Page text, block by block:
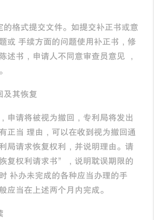
格式提交文件。如提交补正书或意
或 手续方面的问题使用补正书，修
述书，申请人不同意审查员意见 ，
其恢复
请将被视为撤回，专利局将发出
正当 理由，可以在收到视为撤回通
局请求恢复权利，并说明理由。请
复权利请求书”，说明耽误期限的
补办未完成的各种应当办理的手
应当在上述两个月内完成。